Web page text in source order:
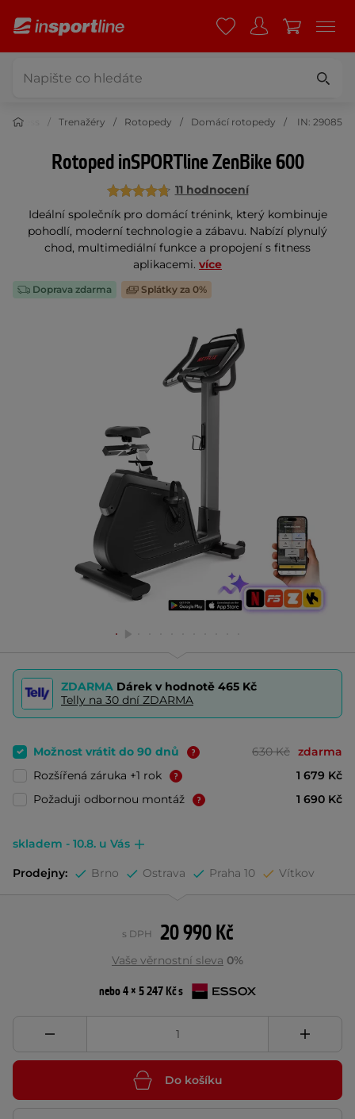
Fitness Trenažéry Rotopedy Domácí rotopedy IN: 29085
Rotoped inSPORTline ZenBike 600
11 hodnocení
Ideální společník pro domácí trénink, který kombinuje
pohodlí, moderní technologie a zábavu. Nabízí plynulý
chod, multimediální funkce a propojení s fitness
aplikacemi. více
Doprava zdarma Splátky za 0%
ZDARMA Dárek v hodnotě 465 Kč
Telly na 30 dní ZDARMA
Možnost vrátit do 90 dnů 630 Kč zdarma
Rozšířená záruka +1 rok
1 679 Kč
Požaduji odbornou montáž
1 690 Kč
skladem - 10.8. u Vás
Prodejny: Brno Ostrava Praha 10 Vítkov
20 990 Kč
s DPH
Vaše věrnostní sleva 0%
nebo 4 × 5 247 Kč s
Do košíku